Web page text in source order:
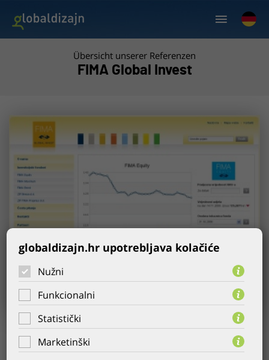
Übersicht unserer Referenzen
FIMA Global Invest
AUFTRAGGEBER:FIMA Global Invest
JAHR:17.11.2008.
globaldizajn.hr upotrebljava kolačiće
Nužni
Funkcionalni
Statistički
Marketinški